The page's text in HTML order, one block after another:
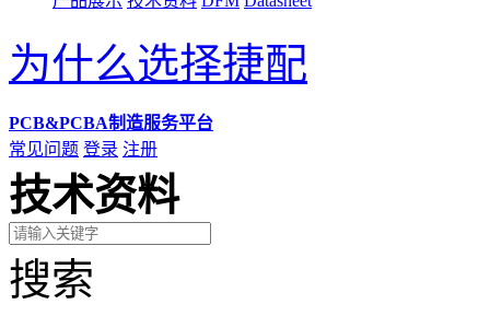
为什么选择捷配
PCB&PCBA制造服务平台
常见问题 登录 注册
技术资料
搜索